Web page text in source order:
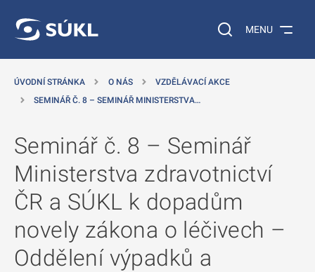
Vyhledávání na
MENU
ÚVODNÍ STRÁNKA O NÁS
VZDĚLÁVACÍ AKCE
SEMINÁŘ Č. 8 – SEMINÁŘ MINISTERSTVA…
Seminář č. 8 – Seminář
Ministerstva zdravotnictví
ČR a SÚKL k dopadům
novely zákona o léčivech –
Oddělení výpadků a